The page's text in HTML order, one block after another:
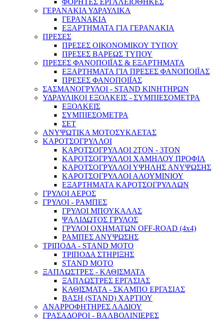
ΦΟΡΗΤΕΣ ΕΡΓΑΛΕΙΟΘΗΚΕΣ
ΓΕΡΑΝΑΚΙΑ ΥΔΡΑΥΛΙΚΑ
ΓΕΡΑΝΑΚΙΑ
ΕΞΑΡΤΗΜΑΤΑ ΓΙΑ ΓΕΡΑΝΑΚΙΑ
ΠΡΕΣΕΣ
ΠΡΕΣΕΣ ΟΙΚΟΝΟΜΙΚΟΥ ΤΥΠΟΥ
ΠΡΕΣΕΣ ΒΑΡΕΩΣ ΤΥΠΟΥ
ΠΡΕΣΕΣ ΦΑΝΟΠΟΙΪΑΣ & ΕΞΑΡΤΗΜΑΤΑ
ΕΞΑΡΤΗΜΑΤΑ ΓΙΑ ΠΡΕΣΕΣ ΦΑΝΟΠΟΙΪΑΣ
ΠΡΕΣΕΣ ΦΑΝΟΠΟΙΪΑΣ
ΣΑΣΜΑΝΟΓΡΥΛΟΙ - STAND ΚΙΝΗΤΗΡΩΝ
ΥΔΡΑΥΛΙΚΟΙ ΕΞΟΛΚΕΙΣ - ΣΥΜΠΙΕΣΟΜΕΤΡΑ
ΕΞΟΛΚΕΙΣ
ΣΥΜΠΙΕΣΟΜΕΤΡΑ
ΣΕΤ
ΑΝΥΨΩΤΙΚΑ ΜΟΤΟΣΥΚΛΕΤΑΣ
ΚΑΡΟΤΣΟΓΡΥΛΛΟΙ
ΚΑΡΟΤΣΟΓΡΥΛΛΟΙ 2ΤΟΝ - 3ΤΟΝ
ΚΑΡΟΤΣΟΓΡΥΛΛΟΙ ΧΑΜΗΛΟΥ ΠΡΟΦΙΛ
ΚΑΡΟΤΣΟΓΡΥΛΛΟΙ ΥΨΗΛΗΣ ΑΝΥΨΩΣΗΣ
ΚΑΡΟΤΣΟΓΡΥΛΛΟΙ ΑΛΟΥΜΙΝΙΟΥ
ΕΞΑΡΤΗΜΑΤΑ ΚΑΡΟΤΣΟΓΡΥΛΛΩΝ
ΓΡΥΛΟΙ ΑΕΡΟΣ
ΓΡΥΛΟΙ - ΡΑΜΠΕΣ
ΓΡΥΛΟΙ ΜΠΟΥΚΑΛΑΣ
ΨΑΛΙΔΩΤΟΣ ΓΡΥΛΟΣ
ΓΡΥΛΟΙ ΟΧΗΜΑΤΩΝ OFF-ROAD (4x4)
ΡΑΜΠΕΣ ΑΝΥΨΩΣΗΣ
ΤΡΙΠΟΔΑ - STAND ΜΟΤΟ
ΤΡΙΠΟΔΑ ΣΤΗΡΙΞΗΣ
STAND MOTO
ΞΑΠΛΩΣΤΡΕΣ - ΚΑΘΙΣΜΑΤΑ
ΞΑΠΛΩΣΤΡΕΣ ΕΡΓΑΣΙΑΣ
ΚΑΘΙΣΜΑΤΑ - ΣΚΑΜΠΟ ΕΡΓΑΣΙΑΣ
ΒΑΣΗ (STAND) ΧΑΡΤΙΟΥ
ΑΝΑΡΡΟΦΗΤΗΡΕΣ ΛΑΔΙΟΥ
ΓΡΑΣΑΔΟΡΟΙ - ΒΑΛΒΟΛΙΝΙΕΡΕΣ